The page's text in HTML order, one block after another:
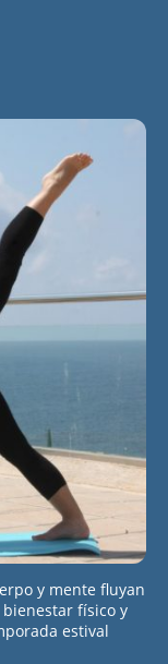
y mente fluyan
físico y
estival